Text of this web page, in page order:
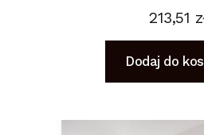
213,51
Dodaj do